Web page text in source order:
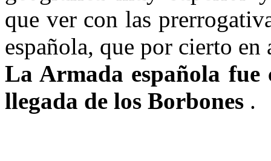
que ver con las
española, que por cierto
La Armada española
llegada de los Borbones .